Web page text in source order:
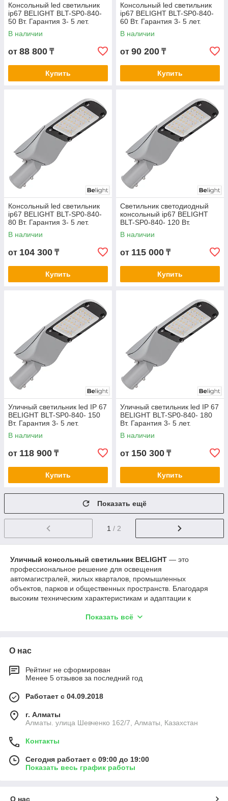
Консольный led светильник
ip67 BELIGHT BLT-SP0-840-
50 Вт. Гарантия 3- 5 лет.
Сертификат СТ КЗ
В наличии
от 88 800 ₸
Купить
Консольный led светильник
ip67 BELIGHT BLT-SP0-840-
60 Вт. Гарантия 3- 5 лет.
Сертификат СТ КЗ
В наличии
от 90 200 ₸
Купить
Консольный led светильник
ip67 BELIGHT BLT-SP0-840-
80 Вт. Гарантия 3- 5 лет.
Сертификат СТ КЗ
В наличии
от 104 300 ₸
Купить
Светильник светодиодный
консольный ip67 BELIGHT
BLT-SP0-840- 120 Вт.
Гарантия 3- 5 лет.
Сертификат СТ КЗ
В наличии
от 115 000 ₸
Купить
Уличный светильник led IP 67
BELIGHT BLT-SP0-840- 150
Вт. Гарантия 3- 5 лет.
Сертификат СТ КЗ
В наличии
от 118 900 ₸
Купить
Уличный светильник led IP 67
BELIGHT BLT-SP0-840- 180
Вт. Гарантия 3- 5 лет.
Сертификат СТ КЗ
В наличии
от 150 300 ₸
Купить
Показать ещё
1 / 2
Уличный консольный светильник BELIGHT — это
профессиональное решение для освещения
автомагистралей, жилых кварталов, промышленных
объектов, парков и общественных пространств. Благодаря
высоким техническим характеристикам и адаптации к
уверенно конкурирует с международными аналогами.
профессионалов
Оптимальное соотношение света и затрат
Светильник обеспечивает стабильный световой поток при
минимальных энергозатратах — до
позволяет экономить бюджет на электричестве при
сохранении качественного и равномерного освещения на
протяжении всего срока службы. Такое решение особенно
управляющих компаний.
Благодаря степени защитыIP65/IP66/IP67
-45 до +60 °C
Показать всё
О нас
Рейтинг не сформирован
Менее 5 отзывов за последний год
Работает с 04.09.2018
г. Алматы
Алматы. улица Шевченко 162/7, Алматы, Казахстан
Контакты
Сегодня работает с 09:00 до 19:00
Показать весь график работы
О нас